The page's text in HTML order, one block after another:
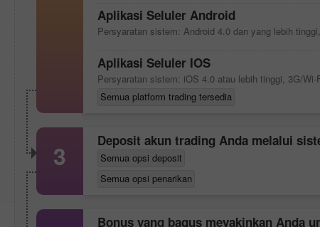
Aplikasi Seluler Android
Persyaratan sistem: Android 4.0 dan yang lebih
Aplikasi Seluler IOS
Persyaratan sistem: iOS 4.0 atau lebih tinggi, 3G/Wi-
Semua platform trading tersedia
3 Deposit akun trading Anda melalui
Semua opsi deposit
Semua opsi penarikan
Bonus yang bagus meyakinkan Anda